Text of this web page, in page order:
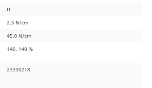
IT
2.5 N/cm
45.0 N/cm
140, 140 %
23330218